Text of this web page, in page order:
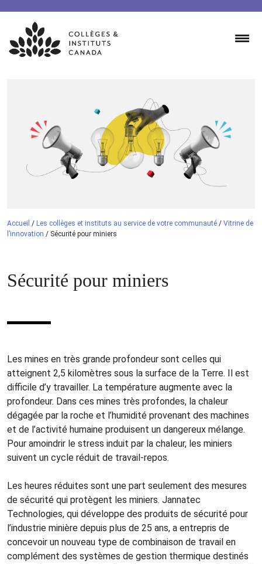
Skip
content
Accueil / Les collèges et instituts au service de votre communauté / Vitrine de
l’innovation / Sécurité pour miniers
Sécurité pour miniers
Les mines en très grande profondeur sont celles qui
atteignent 2,5 kilomètres sous la surface de la Terre. Il est
difficile d’y travailler. La température augmente avec la
profondeur. Dans ces mines très profondes, la chaleur
dégagée par la roche et l’humidité provenant des machines
et de l’activité humaine produisent un dangereux mélange.
Pour amoindrir le stress induit par la chaleur, les miniers
suivent un cycle réduit de travail-repos.
Les heures réduites sont une part seulement des mesures
de sécurité qui protègent les miniers. Jannatec
Technologies, qui développe des produits de sécurité pour
l’industrie minière depuis plus de 25 ans, a entrepris de
concevoir un nouveau type de combinaison de travail en
complément des systèmes de gestion thermique destinés